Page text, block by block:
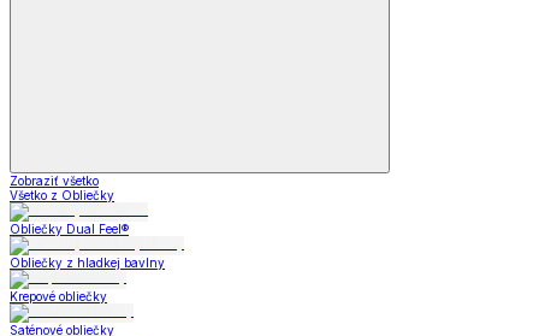
Zobraziť všetko
Všetko z Obliečky
Obliečky Dual Feel®
Obliečky z hladkej bavlny
Krepové obliečky
Saténové obliečky